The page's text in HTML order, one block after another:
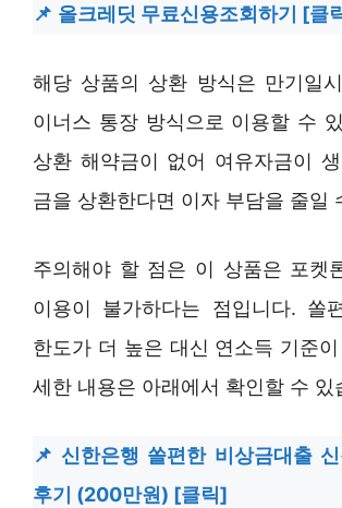
올크레딧 무료신용조회하기 [클
해당 상품의 상환 방식은 만기일
이너스 통장 방식으로 이용할 수
상환 해약금이 없어 여유자금이
금을 상환한다면 이자 부담을 줄일
주의해야 할 점은 이 상품은 포켓
이용이 불가하다는 점입니다. 쏠
한도가 더 높은 대신 연소득 기준
세한 내용은 아래에서 확인할 수 있
신한은행 쏠편한 비상금대출
후기 (200만원) [클릭]